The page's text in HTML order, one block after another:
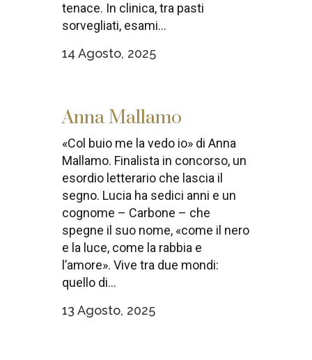
tenace. In clinica, tra pasti
sorvegliati, esami...
14 Agosto, 2025
Anna Mallamo
«Col buio me la vedo io» di Anna
Mallamo. Finalista in concorso, un
esordio letterario che lascia il
segno. Lucia ha sedici anni e un
cognome – Carbone – che
spegne il suo nome, «come il nero
e la luce, come la rabbia e
l’amore». Vive tra due mondi:
quello di...
13 Agosto, 2025